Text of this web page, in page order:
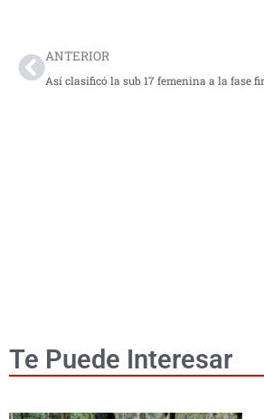
ANTERIOR
Te Puede Interesar